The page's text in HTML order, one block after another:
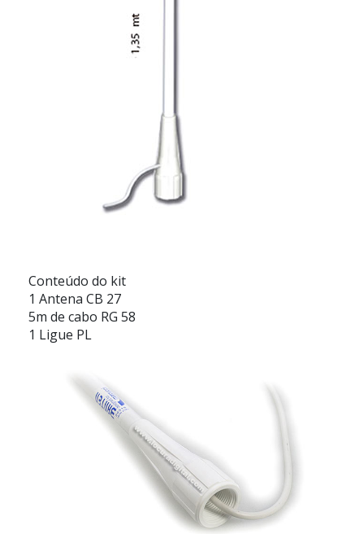
Conteúdo do kit
1 Antena CB 27
5m de cabo RG 58
1 Ligue PL